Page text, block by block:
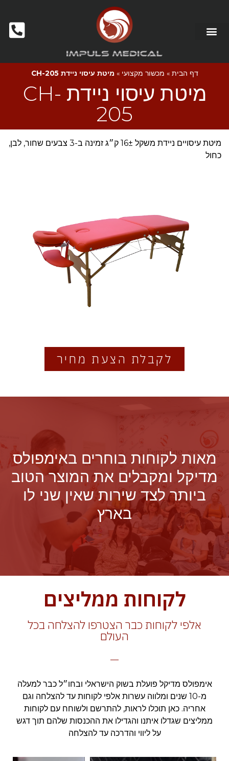
דף הבית » מכשור מקצועי » מיטת עיסוי ניידת CH-205
מיטת עיסוי ניידת CH-
205
מיטת עיסויים ניידת משקל 16± ק״ג זמינה ב-3 צבעים שחור, לבן,
כחול
לקבלת הצעת מחיר
מאות לקוחות בוחרים באימפולס
מדיקל ומקבלים את המוצר הטוב
ביותר לצד שירות שאין שני לו
בארץ
לקוחות ממליצים
אלפי לקוחות כבר הצטרפו להצלחה בכל
העולם
אימפולס מדיקל פועלת בשוק הישראלי ובחו״ל כבר למעלה
מ-10 שנים ומלווה עשרות אלפי לקוחות עד להצלחה וגם
אחריה. כאן תוכלו לראות, להתרשם ולשוחח עם לקוחות
ממליצים שגדלו איתנו והגדילו את ההכנסות שלהם תוך דגש
על ליווי והדרכה עד להצלחה